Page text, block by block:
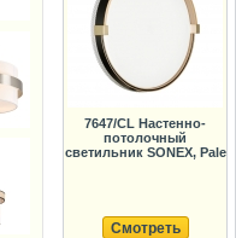
7647/CL Настенно-
потолочный
светильник SONEX, Pale
Смотреть